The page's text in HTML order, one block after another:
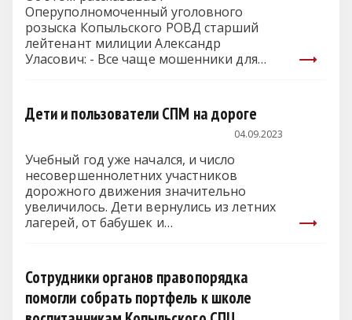
Оперуполномоченный уголовного
розыска Копыльского РОВД старший
лейтенант милиции Александр
Уласович: - Все чаще мошенники для
Дети и пользователи СПМ на дороге
04.09.2023
Учебный год уже начался, и число
несовершеннолетних участников
дорожного движения значительно
увеличилось. Дети вернулись из летних
лагерей, от бабушек и…
Сотрудники органов правопорядка
помогли собрать портфель к школе